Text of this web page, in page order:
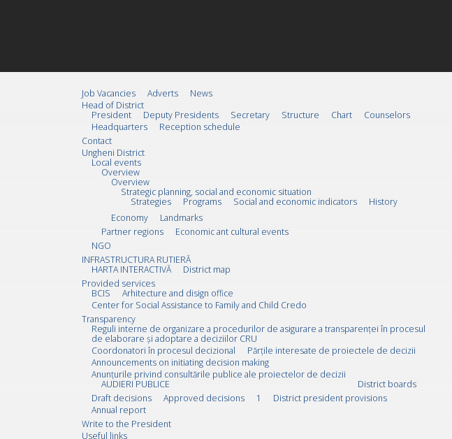
Job Vacancies Adverts
News
Head of District
President
Deputy Presidents Secretary Structure Chart
Counselors
Headquarters
Reception schedule
Contact
Ungheni District
Local events
Overview
Overview
Strategic planning, social and economic situation
Strategies
Programs Social and economic indicators
History
Economy
Landmarks
Partner regions
Economic ant cultural events
NGO
INFRASTRUCTURA RUTIERĂ
HARTA INTERACTIVĂ
District map
Provided services
BCIS
Arhitecture and disign office
Center for Social Assistance to Family and Child Credo
Transparency
Reguli interne de organizare a procedurilor de asigurare a transparenței în procesul
de elaborare și adoptare a deciziilor CRU
Coordonatori în procesul decizional
Părțile interesate de proiectele de decizii
Announcements on initiating decision making
Anunțurile privind consultările publice ale proiectelor de decizii
AUDIERI PUBLICE
District boards
Draft decisions
Approved decisions 1
District president provisions
Annual report
Write to the President
Useful links